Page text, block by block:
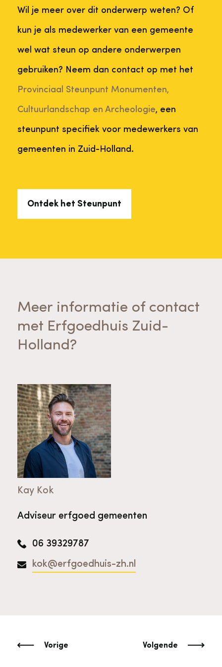
Wil je meer over dit onderwerp weten? Of
kun je als medewerker van een gemeente
wel wat steun op andere onderwerpen
gebruiken? Neem dan contact op met het
Provinciaal Steunpunt Monumenten,
Cultuurlandschap en Archeologie, een
steunpunt specifiek voor medewerkers van
gemeenten in Zuid-Holland.
Ontdek het Steunpunt
Meer informatie of contact
met Erfgoedhuis Zuid-
Holland?
Kay Kok
Adviseur erfgoed gemeenten
06 39329787
kok@erfgoedhuis-zh.nl
Vorige Volgende